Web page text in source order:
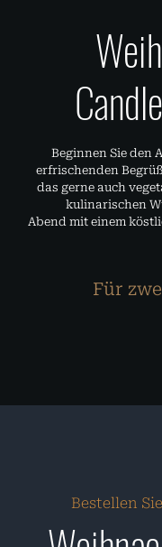
Beginnen Sie den
erfrischenden
das gerne auch
kulinarischen
Abend mit einem
Für
Bestellen